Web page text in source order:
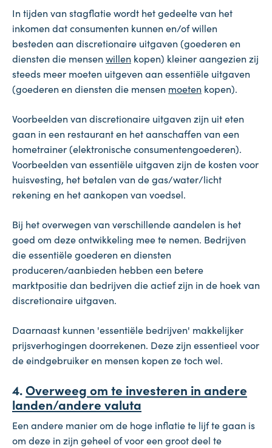
In tijden van stagflatie wordt het gedeelte van het
inkomen dat consumenten kunnen en/of willen
besteden aan discretionaire uitgaven (goederen en
diensten die mensen willen kopen) kleiner aangezien zij
steeds meer moeten uitgeven aan essentiële uitgaven
(goederen en diensten die mensen moeten kopen).
Voorbeelden van discretionaire uitgaven zijn uit eten
gaan in een restaurant en het aanschaffen van een
hometrainer (elektronische consumentengoederen).
Voorbeelden van essentiële uitgaven zijn de kosten voor
huisvesting, het betalen van de gas/water/licht
rekening en het aankopen van voedsel.
Bij het overwegen van verschillende aandelen is het
goed om deze ontwikkeling mee te nemen. Bedrijven
die essentiële goederen en diensten
produceren/aanbieden hebben een betere
marktpositie dan bedrijven die actief zijn in de hoek van
discretionaire uitgaven.
Daarnaast kunnen 'essentiële bedrijven' makkelijker
prijsverhogingen doorrekenen. Deze zijn essentieel voor
de eindgebruiker en mensen kopen ze toch wel.
4.Overweeg om te investeren in andere
landen/andere valuta
Een andere manier om de hoge inflatie te lijf te gaan is
om deze in zijn geheel of voor een groot deel te